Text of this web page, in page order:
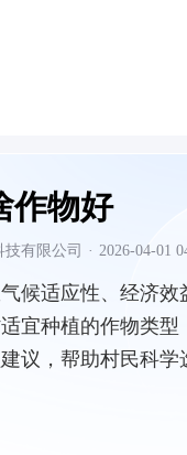
作物好
有限公司 · 2026-04-01
候适应性、经济效
宜种植的作物类
议，帮助村民科学